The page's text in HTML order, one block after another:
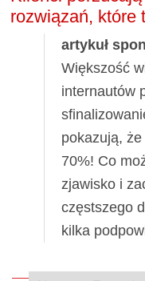
rozwiązań, które
artykuł
Większość
internautów
pokazują,
70%! Co
zjawisko i
częstszego
kilka